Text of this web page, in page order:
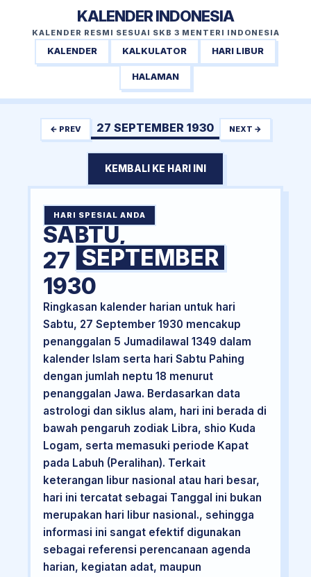
KALENDER INDONESIA
KALENDER RESMI SESUAI SKB 3 MENTERI INDONESIA
KALENDER KALKULATOR HARI LIBUR
HALAMAN
← PREV 27 SEPTEMBER 1930 NEXT →
KEMBALI KE HARI INI
HARI SPESIAL ANDA
SABTU,
27 SEPTEMBER
1930
Ringkasan kalender harian untuk hari
Sabtu, 27 September 1930 mencakup
penanggalan 5 Jumadilawal 1349 dalam
kalender Islam serta hari Sabtu Pahing
dengan jumlah neptu 18 menurut
penanggalan Jawa. Berdasarkan data
astrologi dan siklus alam, hari ini berada di
bawah pengaruh zodiak Libra, shio Kuda
Logam, serta memasuki periode Kapat
pada Labuh (Peralihan). Terkait
keterangan libur nasional atau hari besar,
hari ini tercatat sebagai Tanggal ini bukan
merupakan hari libur nasional., sehingga
informasi ini sangat efektif digunakan
sebagai referensi perencanaan agenda
harian, kegiatan adat, maupun